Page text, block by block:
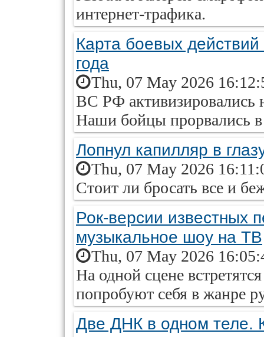
интернет-трафика.
Карта боевых
года
Thu, 07 May 2026
ВС РФ активизировались
Наши бойцы прорвались
Лопнул капилляр в
Thu, 07 May 2026
Стоит ли бросать все и
Рок-версии известных
музыкальное шоу на ТВ
Thu, 07 May 2026
На одной сцене
попробуют себя в жанре
Две ДНК в одном теле.